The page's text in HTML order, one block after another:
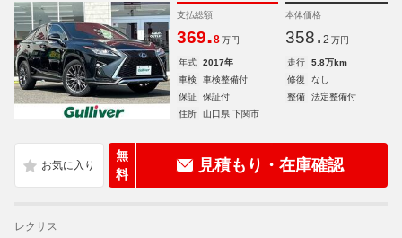
支払総額
369.8 万円
本体価格
358. 2 万円
年式 2017年 走行
5.8万km
車検
車検整備付 修復
なし
保証
保証付 整備
法定整備付
住所
山口県 下関市
無
料
見積もり・在庫確認
レクサス